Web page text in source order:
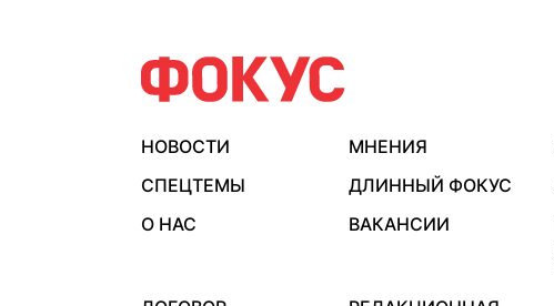
НОВОСТИ МНЕНИЯ
СПЕЦТЕМЫ
ДЛИННЫЙ ФОКУС
О НАС
ВАКАНСИИ